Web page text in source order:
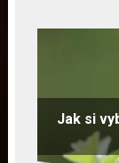
Jak si